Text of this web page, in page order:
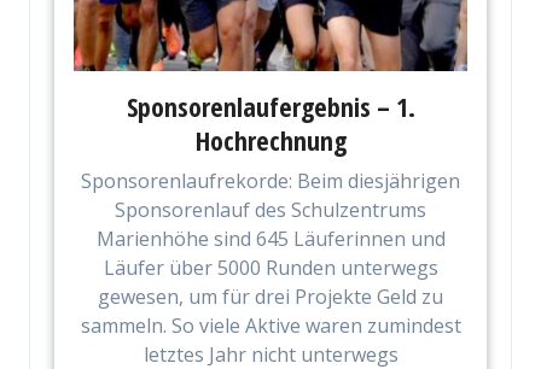
Sponsorenlaufergebnis – 1.
Hochrechnung
Sponsorenlaufrekorde: Beim diesjährigen
Sponsorenlauf des Schulzentrums
Marienhöhe sind 645 Läuferinnen und
Läufer über 5000 Runden unterwegs
gewesen, um für drei Projekte Geld zu
sammeln. So viele Aktive waren zumindest
letztes Jahr nicht unterwegs